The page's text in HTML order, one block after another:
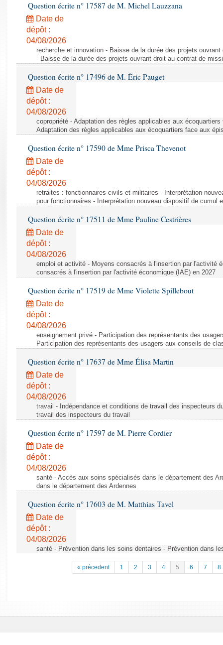
Dossiers législatifs
Budget et sécurité sociale
Questions écrites et orales
Comptes rendus des débats
Question écrite n° 17587 de M. Michel Lauzzana
Date de
dépôt :
04/08/2026
recherche et innovation - Baisse de la durée des projets
- Baisse de la durée des projets ouvrant droit au contrat de
Question écrite n° 17496 de M. Éric Pauget
Date de
dépôt :
04/08/2026
copropriété - Adaptation des règles applicables aux
Adaptation des règles applicables aux écoquartiers face aux
Question écrite n° 17590 de Mme Prisca Thevenot
Date de
dépôt :
04/08/2026
retraites : fonctionnaires civils et militaires - Interprétation
pour fonctionnaires - Interprétation nouveau dispositif de cumul
Question écrite n° 17511 de Mme Pauline Cestrières
Date de
dépôt :
04/08/2026
emploi et activité - Moyens consacrés à l'insertion par l'activité
consacrés à l'insertion par l'activité économique (IAE) en 2027
Question écrite n° 17519 de Mme Violette Spillebout
Date de
dépôt :
04/08/2026
enseignement privé - Participation des représentants des
Participation des représentants des usagers aux conseils de
Question écrite n° 17637 de Mme Élisa Martin
Date de
dépôt :
04/08/2026
travail - Indépendance et conditions de travail des inspecteurs
travail des inspecteurs du travail
Question écrite n° 17597 de M. Pierre Cordier
Date de
dépôt :
04/08/2026
santé - Accès aux soins spécialisés dans le département des
dans le département des Ardennes
Question écrite n° 17603 de M. Matthias Tavel
Date de
dépôt :
04/08/2026
santé - Prévention dans les soins dentaires - Prévention dans
« précedent 1 2 3 4 5 6 7 8